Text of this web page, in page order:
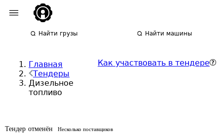
Найти грузы Найти машины
Главная
Тендеры
Дизельное
топливо
Как участвовать в тендере
Тендер отменён Несколько поставщиков